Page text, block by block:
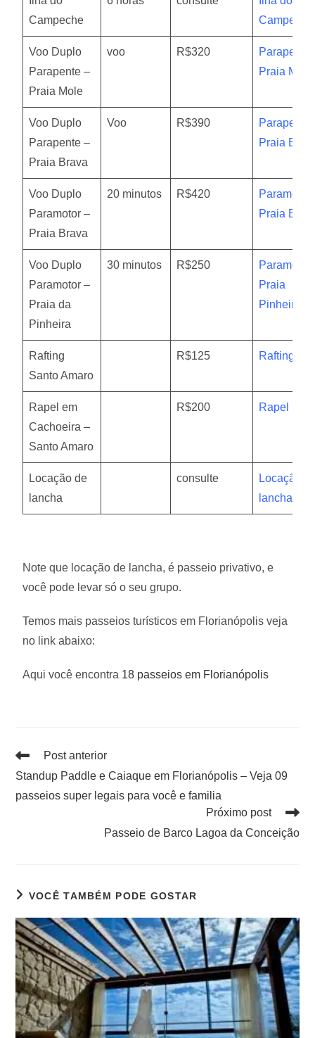
Campeche
Campeche
Voo Duplo
Parapente –
Praia Mole
voo R$320
Parapente
Praia Mole
Voo Duplo
Parapente –
Praia Brava
Voo R$390
Parapente
Praia
Voo Duplo
Paramotor –
Praia Brava
20 minutos R$420
Paramotor
Praia
Voo Duplo
Paramotor –
Praia da
Pinheira
30 minutos R$250
Paramotor
Praia
Pinheira
Rafting
Santo Amaro
R$125 Rafting
Rapel em
Cachoeira –
Santo Amaro
R$200 Rapel
Locação de
lancha
consulte
Locação
lancha
Note que locação de lancha, é passeio privativo, e
você pode levar só o seu grupo.
Temos mais passeios turísticos em Florianópolis veja
no link abaixo:
Aqui você encontra 18 passeios em Florianópolis
Post anterior
Standup Paddle e Caiaque em Florianópolis – Veja 09
passeios super legais para você e familia
Próximo post
Passeio de Barco Lagoa da Conceição
VOCÊ TAMBÉM PODE GOSTAR